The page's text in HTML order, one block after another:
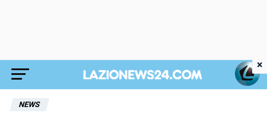
NEWS
×